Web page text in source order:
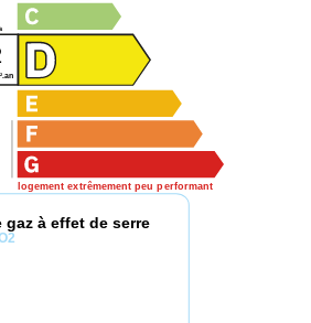
logement extrêmement peu performant
2 .an
à effet de serre